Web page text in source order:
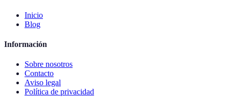
Inicio
Blog
Información
Sobre nosotros
Contacto
Aviso legal
Política de privacidad